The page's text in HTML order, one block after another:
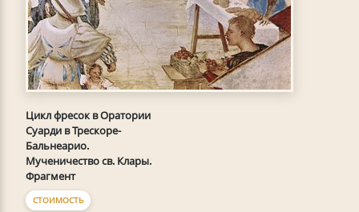
Цикл фресок в Оратории
Суарди в Трескоре-
Бальнеарио.
Мученичество св. Клары.
Фрагмент
СТОИМОСТЬ